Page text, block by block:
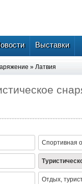
Выставки
» Латвия
Спортивная
Отдых,